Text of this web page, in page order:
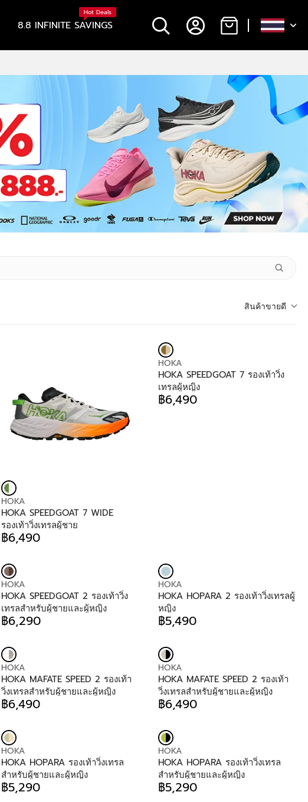
8.8 INFINITE SAVINGS
Hot Deals
สินค้าขายดี
V
E
N
D
O
:
HOKA
HOKA SPEEDGOAT 7 WIDE
รองเท้าวิ่งเทรลผู้ชาย
R
G
U
L
A
R
P
C
E
฿
6
,
4
0
฿6,490
V
E
N
D
O
HOKA
HOKA SPEEDGOAT 7 รองเท้าวิ่ง
เทรลผู้หญิง
R
4
9
0
฿6,490
V
E
N
D
O
:
HOKA
HOKA SPEEDGOAT 2 รองเท้าวิ่ง
เทรลสำหรับผู้ชายและผู้หญิง
R
G
U
L
A
R
P
C
E
฿
6
,
2
฿6,290
V
E
N
D
O
:
HOKA
HOKA HOPARA 2 รองเท้าวิ่งเทรลผู้
หญิง
R
G
U
L
A
R
P
C
E
฿
5
,
4
฿5,490
V
E
N
D
O
:
HOKA
HOKA MAFATE SPEED 2 รองเท้า
วิ่งเทรลสำหรับผู้ชายและผู้หญิง
R
G
U
L
A
R
P
฿6,490
V
E
N
D
O
:
HOKA
HOKA MAFATE SPEED 2 รองเท้า
วิ่งเทรลสำหรับผู้ชายและผู้หญิง
R
G
U
L
A
R
P
฿6,490
V
E
N
D
O
HOKA
HOKA HOPARA รองเท้าวิ่งเทรล
สำหรับผู้ชายและผู้หญิง
R
฿5,290
V
E
N
D
O
HOKA
HOKA HOPARA รองเท้าวิ่งเทรล
สำหรับผู้ชายและผู้หญิง
R
฿5,290